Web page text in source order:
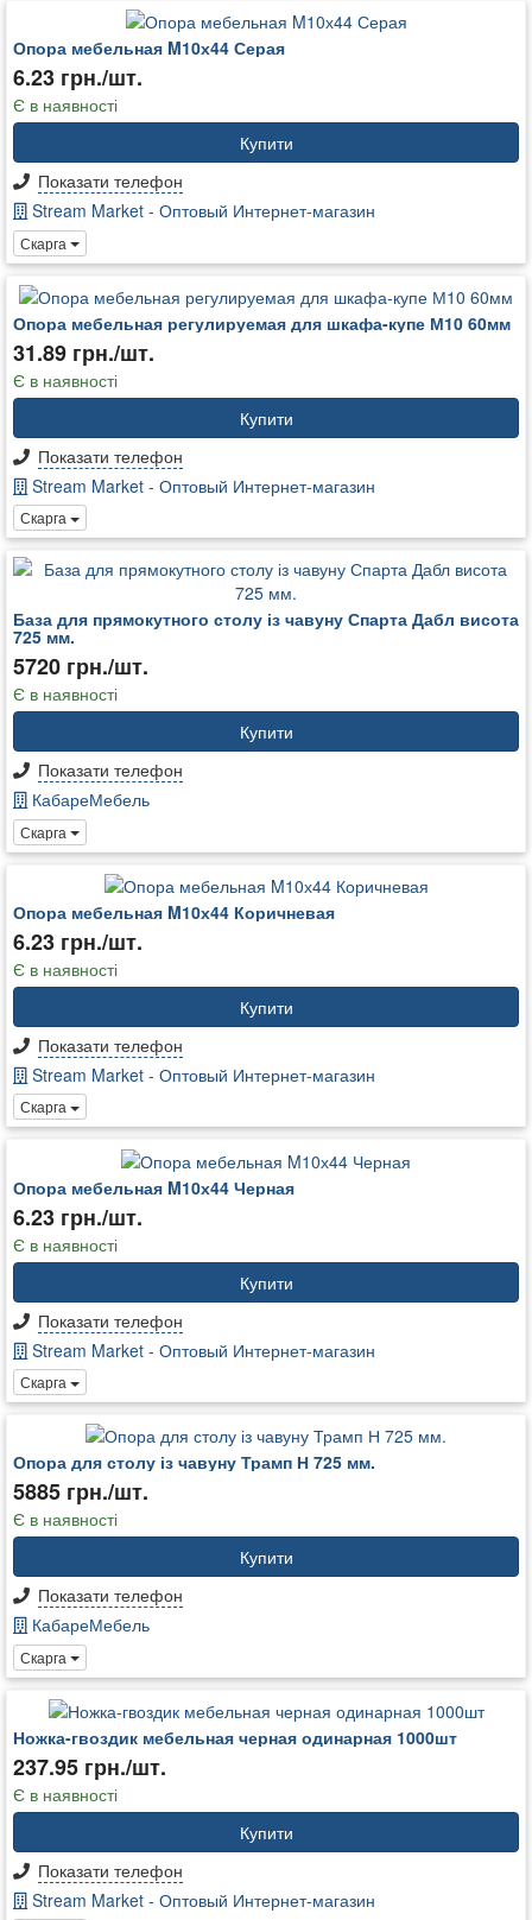
Опора мебельная M10х44 Серая
6.23 грн./шт.
Є в наявності
Купити
Показати телефон
Stream Market - Оптовый Интернет-магазин
Скарга
Опора мебельная регулируемая для шкафа-купе М10 60мм
31.89 грн./шт.
Є в наявності
Купити
Показати телефон
Stream Market - Оптовый Интернет-магазин
Скарга
База для прямокутного столу із чавуну Спарта Дабл висота
725 мм.
5720 грн./шт.
Є в наявності
Купити
Показати телефон
КабареМебель
Скарга
Опора мебельная M10х44 Коричневая
6.23 грн./шт.
Є в наявності
Купити
Показати телефон
Stream Market - Оптовый Интернет-магазин
Скарга
Опора мебельная M10х44 Черная
6.23 грн./шт.
Є в наявності
Купити
Показати телефон
Stream Market - Оптовый Интернет-магазин
Скарга
Опора для столу із чавуну Трамп Н 725 мм.
5885 грн./шт.
Є в наявності
Купити
Показати телефон
КабареМебель
Скарга
Ножка-гвоздик мебельная черная одинарная 1000шт
237.95 грн./шт.
Є в наявності
Купити
Показати телефон
Stream Market - Оптовый Интернет-магазин